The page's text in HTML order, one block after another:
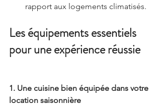
rapport aux logements climatisés.
Les équipements essentiels
pour une expérience réussie
1. Une cuisine bien équipée dans votre
location saisonnière